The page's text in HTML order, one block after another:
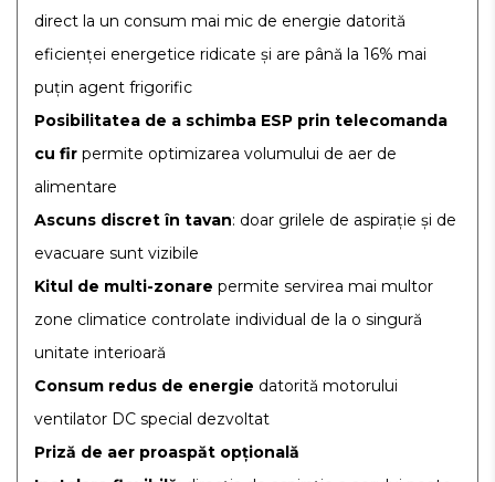
direct la un consum mai mic de energie datorită
eficienței energetice ridicate și are până la 16% mai
puțin agent frigorific
Posibilitatea de a schimba ESP prin telecomanda
cu fir permite optimizarea volumului de aer de
alimentare
Ascuns discret în tavan: doar grilele de aspirație și de
evacuare sunt vizibile
Kitul de multi-zonare permite servirea mai multor
zone climatice controlate individual de la o singură
unitate interioară
Consum redus de energie datorită motorului
ventilator DC special dezvoltat
Priză de aer proaspăt opțională